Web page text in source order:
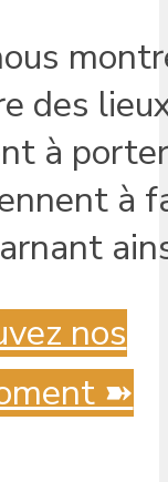
des
à
à
nos
➽